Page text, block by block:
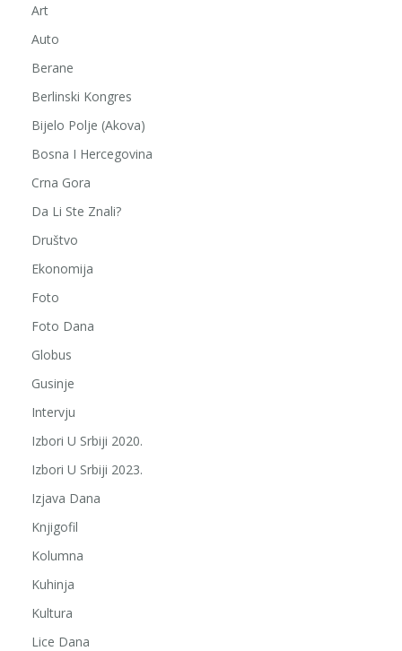
Art
Auto
Berane
Berlinski Kongres
Bijelo Polje (Akova)
Bosna I Hercegovina
Crna Gora
Da Li Ste Znali?
Društvo
Ekonomija
Foto
Foto Dana
Globus
Gusinje
Intervju
Izbori U Srbiji 2020.
Izbori U Srbiji 2023.
Izjava Dana
Knjigofil
Kolumna
Kuhinja
Kultura
Lice Dana